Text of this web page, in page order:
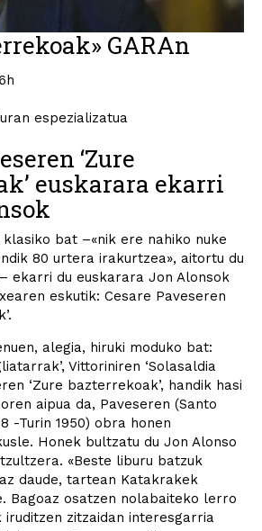
GARAn
espezializatua
‘Zure
euskarara ekarri
bat –«nik ere nahiko nuke
80 urtera irakurtzea», aitortu du
ekarri du euskarara Jon Alonsok
eskutik: Cesare Paveseren
alegia, hiruki moduko bat:
Vittoriniren ‘Solasaldia
‘Zure bazterrekoak’, handik hasi
aipua da, Paveseren (Santo
-Turin 1950) obra honen
Honek bultzatu du Jon Alonso
«Beste liburu batzuk
daude, tartean Katakrakek
Bagoaz osatzen nolabaiteko lerro
zitzaidan interesgarria